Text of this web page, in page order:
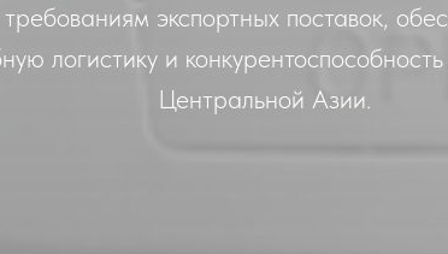
требованиям экспортных поставок,
логистику и
Центральной Азии.